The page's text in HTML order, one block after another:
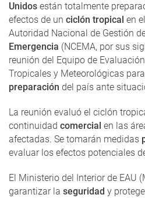
Unidos están totalmente
efectos de un ciclón tropical en el
Autoridad Nacional de Gestión
Emergencia (NCEMA, por sus
reunión del Equipo de
Tropicales y Meteorológicas para
preparación del país ante
La reunión evaluó el ciclón
continuidad comercial en las
afectadas. Se tomarán medidas
evaluar los efectos potenciales
El Ministerio del Interior de EAU
garantizar la seguridad y